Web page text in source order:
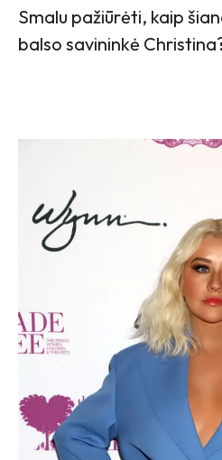
Smalu pažiūrėti, kaip
balso savininkė